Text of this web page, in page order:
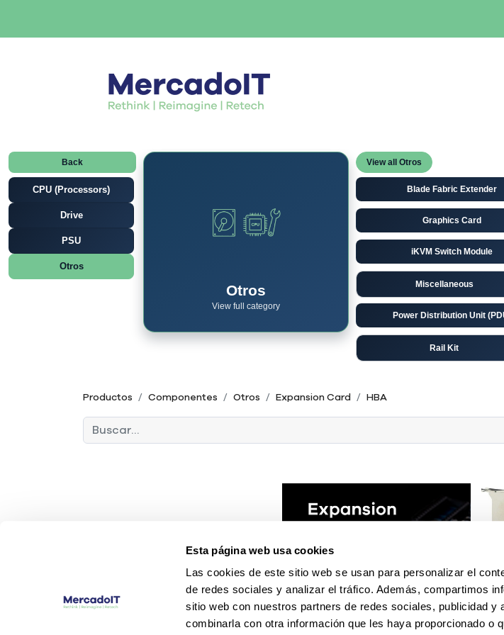
Esta página web usa cookies
Las cookies de este sitio web se usan para personalizar el
de redes sociales y analizar el tráfico. Además, compartimos
sitio web con nuestros partners de redes sociales, publicidad y
combinarla con otra información que les haya proporcionado o
Back
CPU (Processors)
Drive
PSU
Otros
Otros
View full category
View all Otros
Blade Fabric Extender
Graphics Card
iKVM Switch Module
Miscellaneous
Power Distribution Unit
Rail Kit
Productos Componentes Otros Expansion Card HBA